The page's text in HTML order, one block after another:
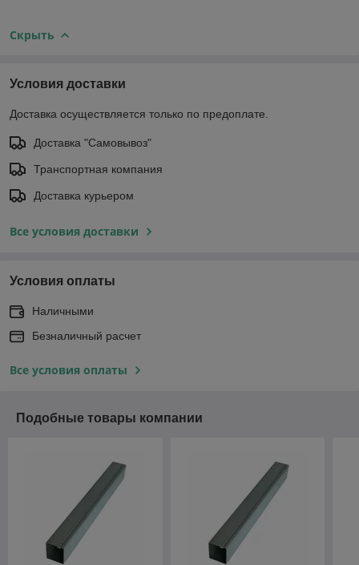
Скрыть
Условия доставки
Доставка осуществляется только по предоплате.
Доставка "Самовывоз"
Транспортная компания
Доставка курьером
Все условия доставки
Условия оплаты
Наличными
Безналичный расчет
Все условия оплаты
Подобные товары компании